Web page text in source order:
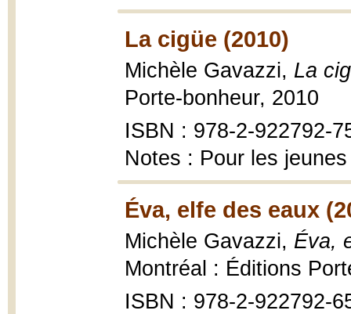
La cigüe (2010)
Michèle Gavazzi, La
Porte-bonheur, 2010
ISBN : 978-2-922792-
Notes : Pour les jeunes
Éva, elfe des eaux
Michèle Gavazzi, Éva,
Montréal : Éditions
ISBN : 978-2-922792-